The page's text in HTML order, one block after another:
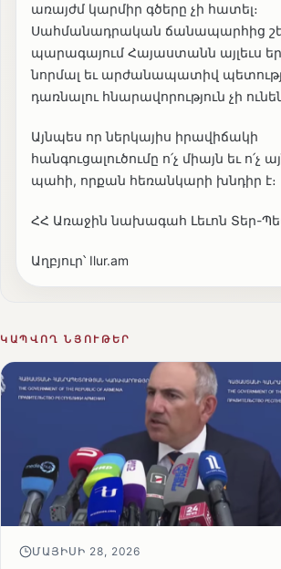
առայժմ կարմիր գծերը չի հատել։
Սահմանադրական ճանապարհից
պարագայում Հայաստանն այլեւս
նորմալ եւ արժանապատիվ
դառնալու հնարավորություն չի
Այնպես որ ներկայիս իրավիճակի
հանգուցալուծումը ո՛չ միայն եւ ո՛չ
պահի, որքան հեռանկարի խնդիր է։
ՀՀ Առաջին նախագահ Լեւոն Տեր-
Աղբյուր՝ Ilur.am
ԿԱՊՎՈՂ ՆՅՈՒԹԵՐ
ՄԱՅԻՍԻ 28, 2026